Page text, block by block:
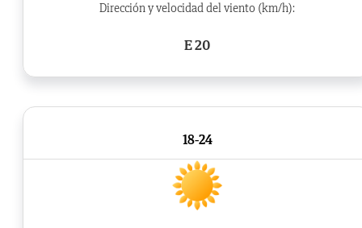
Dirección y velocidad del viento (km/h):
E 20
18-24